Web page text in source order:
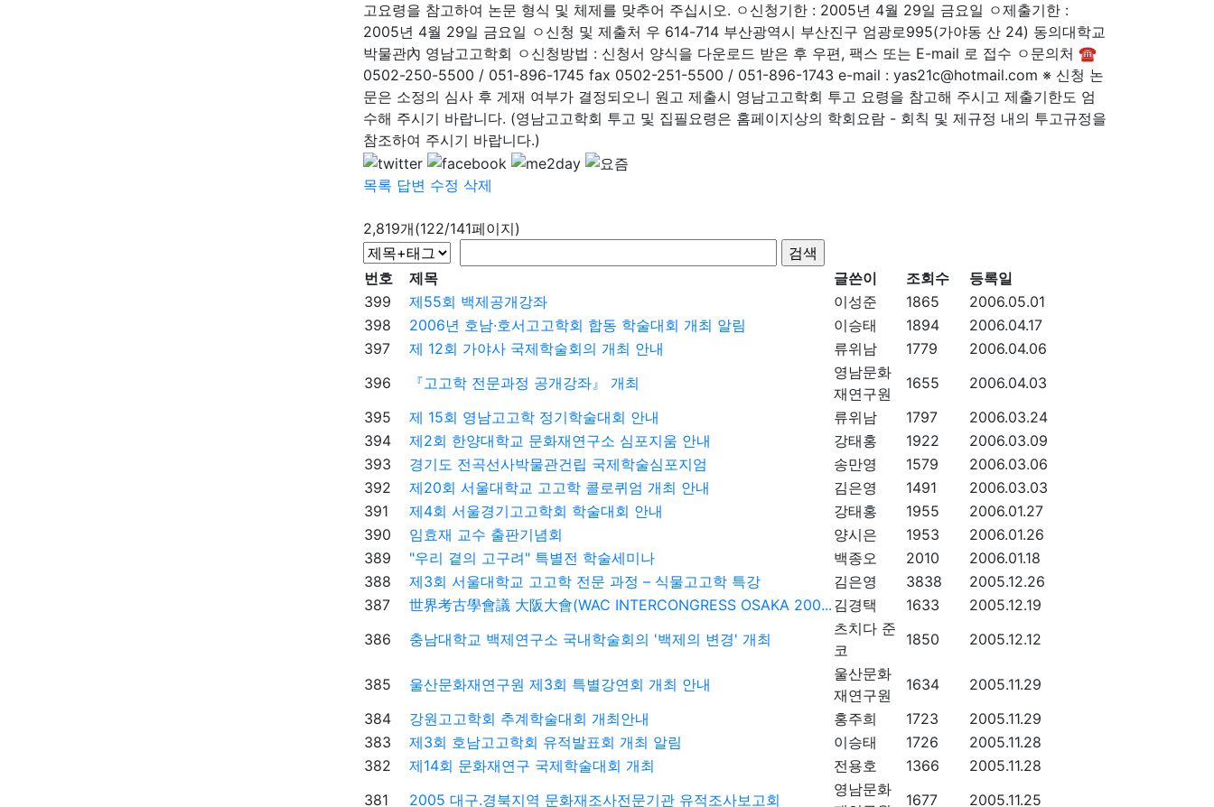
고요령을 참고하여 논문 형식 및 체제를 맞추어 주십시오. ㅇ신청기한 : 2005년 4월 29일 금요일 ㅇ제출기한 :
2005년 4월 29일 금요일 ㅇ신청 및 제출처 우 614-714 부산광역시 부산진구 엄광로995(가야동 산 24) 동의대학교
박물관內 영남고고학회 ㅇ신청방법 : 신청서 양식을 다운로드 받은 후 우편, 팩스 또는 E-mail 로 접수 ㅇ문의처 ☎
0502-250-5500 / 051-896-1745 fax 0502-251-5500 / 051-896-1743 e-mail : yas21c@hotmail.com ※ 신청 논
문은 소정의 심사 후 게재 여부가 결정되오니 원고 제출시 영남고고학회 투고 요령을 참고해 주시고 제출기한도 엄
수해 주시기 바랍니다. (영남고고학회 투고 및 집필요령은 홈페이지상의 학회요람 - 회칙 및 제규정 내의 투고규정을
참조하여 주시기 바랍니다.)
목록 답변 수정 삭제
2,819개(122/141페이지)
번호 제목 글쓴이 조회수
등록일
399
제55회 백제공개강좌 이성준 1865
2006.05.01
398
2006년 호남·호서고고학회 합동 학술대회 개최 알림 이승태 1894
2006.04.17
397
제 12회 가야사 국제학술회의 개최 안내 류위남 1779
2006.04.06
396
『고고학 전문과정 공개강좌』 개최
영남문화
재연구원
1655
2006.04.03
395
제 15회 영남고고학 정기학술대회 안내 류위남 1797
2006.03.24
394
제2회 한양대학교 문화재연구소 심포지움 안내 강태홍 1922
2006.03.09
393
경기도 전곡선사박물관건립 국제학술심포지엄 송만영 1579
2006.03.06
392
제20회 서울대학교 고고학 콜로퀴엄 개최 안내 김은영 1491
2006.03.03
391
제4회 서울경기고고학회 학술대회 안내 강태홍 1955
2006.01.27
390
임효재 교수 출판기념회 양시은 1953
2006.01.26
389
"우리 곁의 고구려" 특별전 학술세미나 백종오 2010
2006.01.18
388
제3회 서울대학교 고고학 전문 과정 – 식물고고학 특강 김은영 3838
2005.12.26
387
世界考古學會議 大阪大會(WAC INTERCONGRESS OSAKA 200... 김경택 1633
2005.12.19
386
충남대학교 백제연구소 국내학술회의 '백제의 변경' 개최
츠치다 준
코
1850 2005.12.12
385 울산문화재연구원 제3회 특별강연회 개최 안내
울산문화
재연구원
1634
2005.11.29
384
강원고고학회 추계학술대회 개최안내 홍주희 1723
2005.11.29
383
제3회 호남고고학회 유적발표회 개최 알림 이승태 1726
2005.11.28
382
제14회 문화재연구 국제학술대회 개최 전용호 1366
2005.11.28
381
2005 대구.경북지역 문화재조사전문기관 유적조사보고회
영남문화
1677 2005.11.25